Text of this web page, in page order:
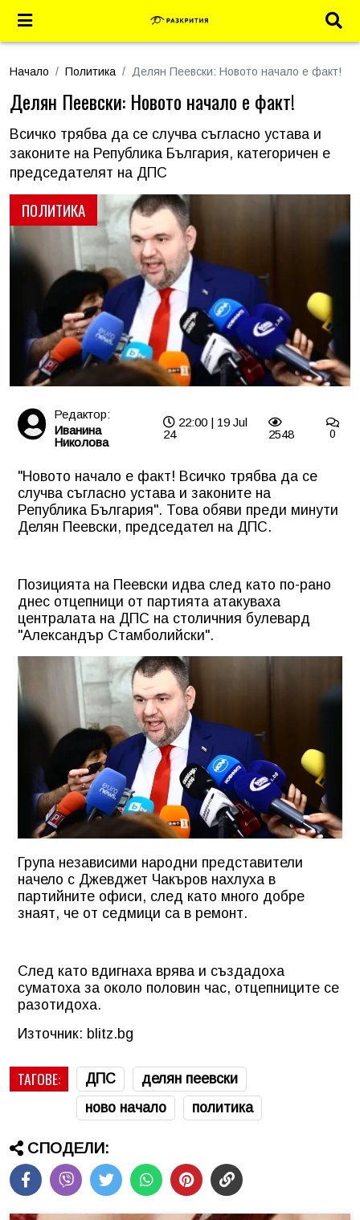
Начало Политика Делян Пеевски: Новото начало е факт!
ПОЛИТИКА
Делян Пеевски: Новото начало е факт!
Всичко трябва да се случва съгласно устава и
законите на Република България, категоричен е
председателят на ДПС
Редактор:
Иванина
Николова
22:00 | 19 Jul
24
2548 0
"Новото начало е факт! Всичко трябва да се
случва съгласно устава и законите на
Република България". Това обяви преди минути
Делян Пеевски, председател на ДПС.
Позицията на Пеевски идва след като по-рано
днес отцепници от партията атакуваха
централата на ДПС на столичния булевард
"Александър Стамболийски".
Група независими народни представители
начело с Джевджет Чакъров нахлуха в
партийните офиси, след като много добре
знаят, че от седмици са в ремонт.
След като вдигнаха врява и създадоха
суматоха за около половин час, отцепниците се
разотидоха.
Източник: blitz.bg
ТАГОВЕ: ДПС
делян пеевски
ново начало
политика
СПОДЕЛИ: